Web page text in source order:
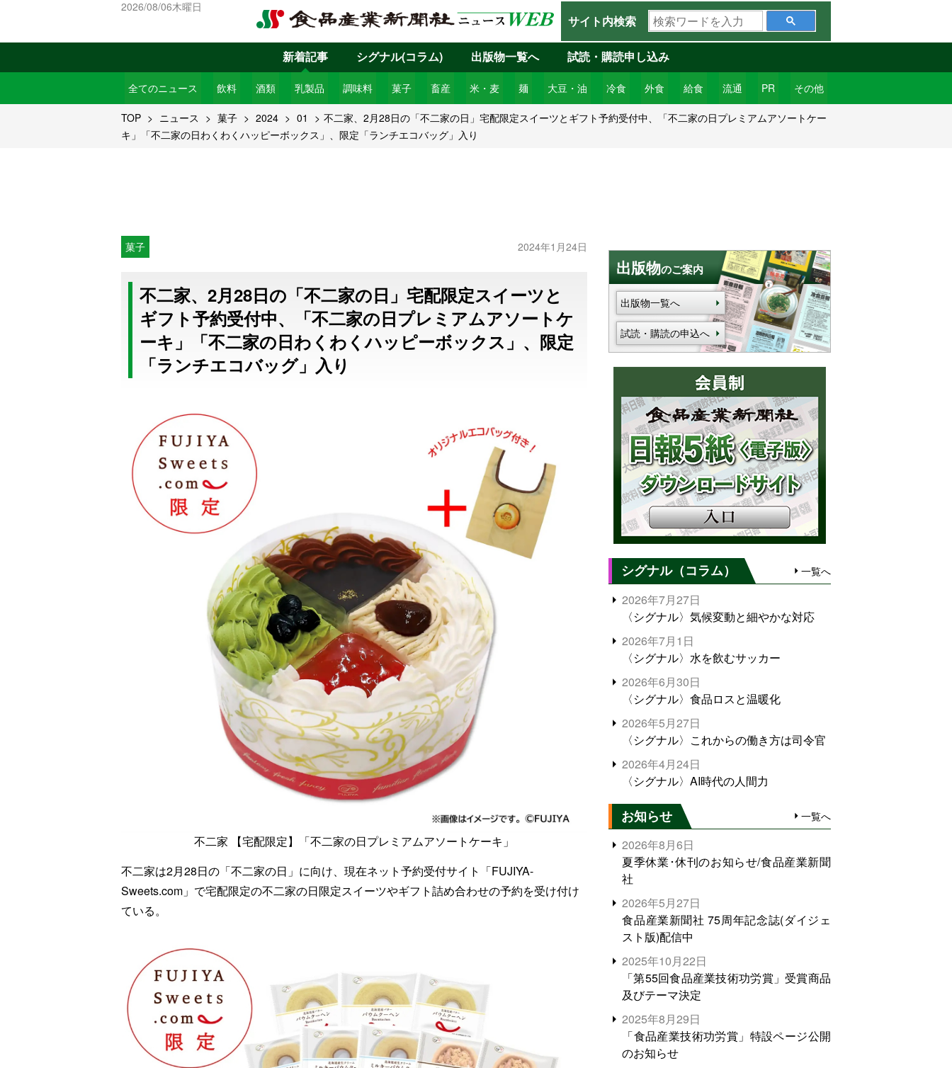
2026/08/06木曜日
サイト内検索
検
索
ワ
ー
ド
を
入
新着記事
全てのニュース 飲料 酒類 乳製品 調味料 菓子 畜産 米・麦 麺 大豆・油 冷食 外食 給食 流通 PR その他
シグナル(コラム) 出版物一覧へ 試読・購読申し込み
TOP ニュース 菓子 2024 01
不二家、2月28日の「不二家の日」宅配限定スイーツとギフト予約受付中、「不二家の日プレミアムアソートケー
キ」「不二家の日わくわくハッピーボックス」、限定「ランチエコバッグ」入り
菓子 2024年1月24日
不二家、2月28日の「不二家の日」宅配限定スイーツと
ギフト予約受付中、「不二家の日プレミアムアソートケ
ーキ」「不二家の日わくわくハッピーボックス」、限定
「ランチエコバッグ」入り
不二家 【宅配限定】「不二家の日プレミアムアソートケーキ」
不二家は2月28日の「不二家の日」に向け、現在ネット予約受付サイト「FUJIYA-
Sweets.com」で宅配限定の不二家の日限定スイーツやギフト詰め合わせの予約を受け付け
ている。
出版物のご案内
出版物一覧へ
試読・購読の申込へ
シグナル（コラム） 一覧へ
2026年7月27日
〈シグナル〉気候変動と細やかな対応
2026年7月1日
〈シグナル〉水を飲むサッカー
2026年6月30日
〈シグナル〉食品ロスと温暖化
2026年5月27日
〈シグナル〉これからの働き方は司令官
2026年4月24日
〈シグナル〉AI時代の人間力
お知らせ 一覧へ
2026年8月6日
夏季休業･休刊のお知らせ/食品産業新聞
社
2026年5月27日
食品産業新聞社 75周年記念誌(ダイジェ
スト版)配信中
2025年10月22日
「第55回食品産業技術功労賞」受賞商品
及びテーマ決定
2025年8月29日
「食品産業技術功労賞」特設ページ公開
のお知らせ